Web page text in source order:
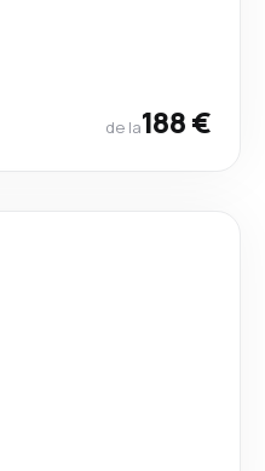
de la188 €